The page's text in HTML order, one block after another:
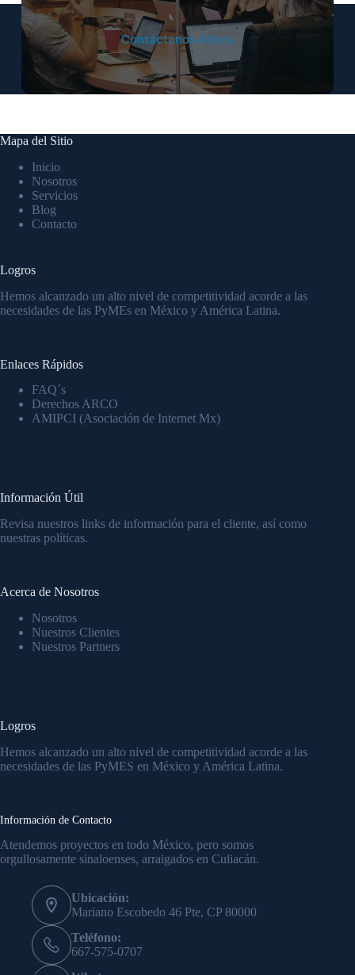
Contáctanos Ahora
Mapa del Sitio
Inicio
Nosotros
Servicios
Blog
Contacto
Logros
Hemos alcanzado un alto nivel de competitividad acorde a las
necesidades de las PyMEs en México y América Latina.
Enlaces Rápidos
FAQ´s
Derechos ARCO
AMIPCI (Asociación de Internet Mx)
Información Útil
Revisa nuestros links de información para el cliente, así como
nuestras políticas.
Acerca de Nosotros
Nosotros
Nuestros Clientes
Nuestros Partners
Logros
Hemos alcanzado un alto nivel de competitividad acorde a las
necesidades de las PyMES en México y América Latina.
Información de Contacto
Atendemos proyectos en todo México, pero somos
orgullosamente sinaloenses, arraigados en Culiacán.
Ubicación:
Mariano Escobedo 46 Pte, CP 80000
Teléfono:
667-575-0707